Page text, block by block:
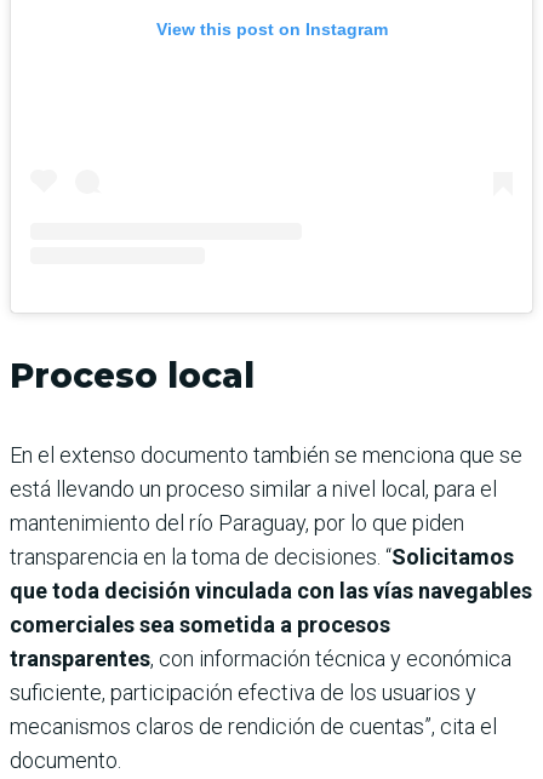
View this post on Instagram
Proceso local
En el extenso documento también se menciona que se
está llevando un proceso similar a nivel local, para el
mantenimiento del río Paraguay, por lo que piden
transparencia en la toma de decisiones. “Solicitamos
que toda decisión vinculada con las vías navegables
comerciales sea sometida a procesos
transparentes, con información técnica y económica
suficiente, participación efectiva de los usuarios y
mecanismos claros de rendición de cuentas”, cita el
documento.